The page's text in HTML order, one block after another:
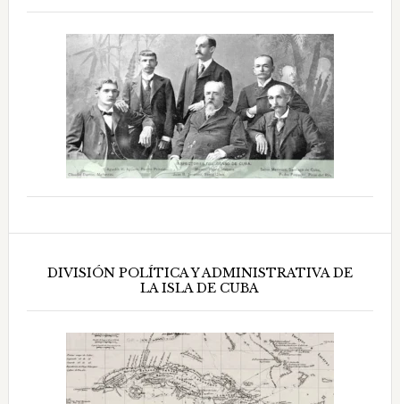
DIVISIÓN POLÍTICA Y ADMINISTRATIVA DE
LA ISLA DE CUBA